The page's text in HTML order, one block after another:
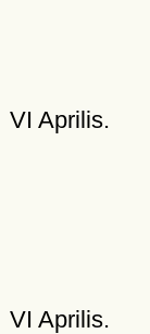
VI Aprilis.
VI Aprilis.